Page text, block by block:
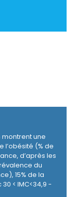
une
(% de
d’après les
du
15% de la
< IMC<34,9 -